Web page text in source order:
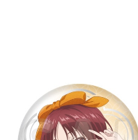
名探偵コナン
アニメ『僕のヒーロー